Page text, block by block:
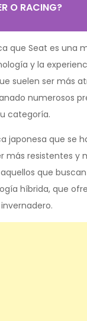
O RACING?
que Seat es
y la
suelen ser más
numerosos
categoría.
japonesa que se
más resistentes
que
híbrida, que